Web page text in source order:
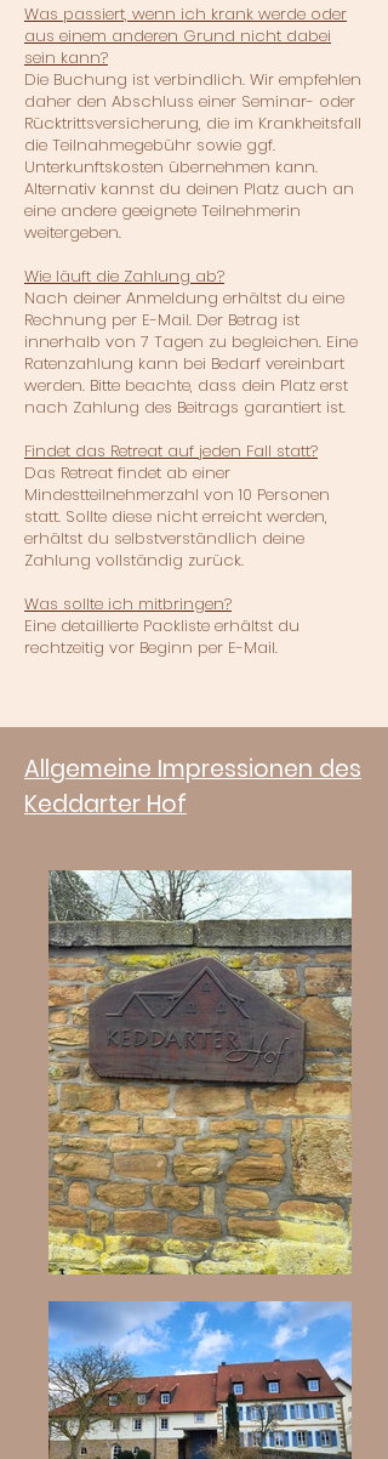
Was passiert, wenn ich krank werde oder
aus einem anderen Grund nicht dabei
sein kann?
Die Buchung ist verbindlich. Wir empfehlen
daher den Abschluss einer Seminar- oder
Rücktrittsversicherung, die im Krankheitsfall
die Teilnahmegebühr sowie ggf.
Unterkunftskosten übernehmen kann.
Alternativ kannst du deinen Platz auch an
eine andere geeignete Teilnehmerin
weitergeben.
Wie läuft die Zahlung ab?
Nach deiner Anmeldung erhältst du eine
Rechnung per E-Mail. Der Betrag ist
innerhalb von 7 Tagen zu begleichen. Eine
Ratenzahlung kann bei Bedarf vereinbart
werden. Bitte beachte, dass dein Platz erst
nach Zahlung des Beitrags garantiert ist.
Findet das Retreat auf jeden Fall statt?
Das Retreat findet ab einer
Mindestteilnehmerzahl von 10 Personen
statt. Sollte diese nicht erreicht werden,
erhältst du selbstverständlich deine
Zahlung vollständig zurück.
Was sollte ich mitbringen?
Eine detaillierte Packliste erhältst du
rechtzeitig vor Beginn per E-Mail.
Allgemeine Impressionen des
Keddarter Hof